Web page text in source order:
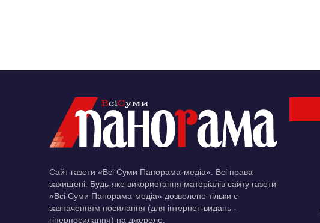
Сайт газети «Всі Суми Панорама-медіа». Всі права
захищені. Будь-яке використання матеріалів сайту газети
«Всі Суми Панорама-медіа» дозволено тільки c
зазначенням посилання (для інтернет-видань -
гіперпосилання) на джерело.